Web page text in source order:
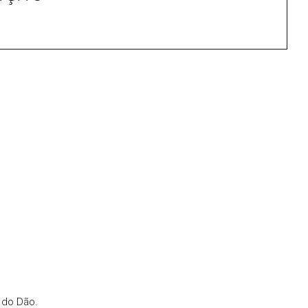
Dão.